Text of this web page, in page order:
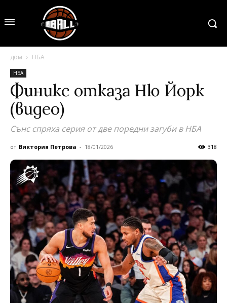
дом НБА
НБА
Финикс отказа Ню Йорк
(видео)
Сънс спряха серия от две поредни загуби в НБА
от Виктория Петрова - 18/01/2026 318